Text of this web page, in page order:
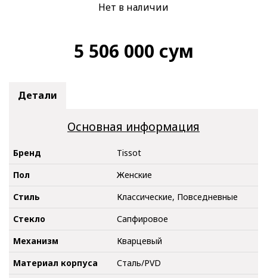
Нет в наличии
5 506 000 сум
Детали
Основная информация
Бренд
Tissot
Пол
Женские
Стиль
Классические, Повседневные
Стекло
Сапфировое
Механизм
Кварцевый
Материал корпуса
Сталь/PVD